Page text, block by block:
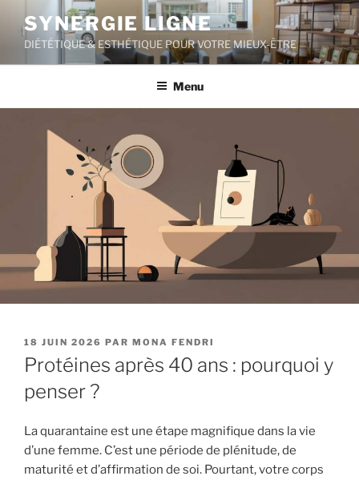
contenu
principal
SYNERGIE LIGNE
DIÉTÉTIQUE & ESTHÉTIQUE POUR VOTRE MIEUX-ÊTRE
Menu
PUBLIÉ
LE
18 JUIN 2026 PAR MONA FENDRI
Protéines après 40 ans : pourquoi y
penser ?
La quarantaine est une étape magnifique dans la vie
d’une femme. C’est une période de plénitude, de
maturité et d’affirmation de soi. Pourtant, votre corps